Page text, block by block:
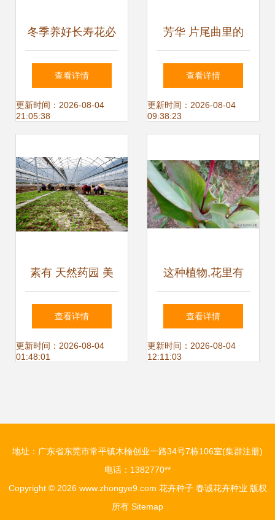
冬季养好长寿花必
须要了解的事 不然
怎么死的,你都不知
查看详情
更新时间：2026-08-04
21:05:38
芳华 片尾曲里的
绒花 是什么花 专
家居然给出7种答
查看详情
更新时间：2026-08-04
09:38:23
素有 天然药园 美
誉的庆元,这些花花
草草你都认识吗
查看详情
更新时间：2026-08-04
01:48:01
这种植物,花里有
蜜糖 ,过去农村娃
爱采食,殊不知根茎
查看详情
更新时间：2026-08-04
12:11:03
地址：广东省东莞市常平镇木棆创业一路34号7栋106室(集群注册)
电话：1382770**
Copyright © 2026 www.zhongye9.com 花卉种子 春诚花卉种业 版权
所有 Sitemap